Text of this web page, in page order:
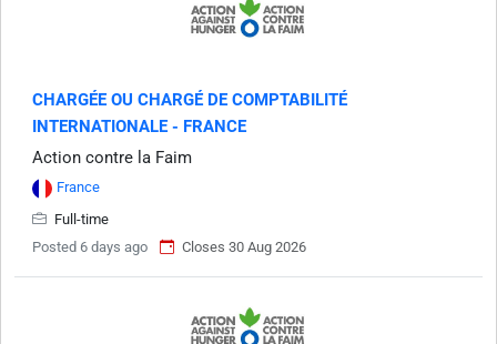
CHARGÉE OU CHARGÉ DE COMPTABILITÉ
INTERNATIONALE - FRANCE
Action contre la Faim
France
Full-time
Posted 6 days ago
Closes 30 Aug 2026